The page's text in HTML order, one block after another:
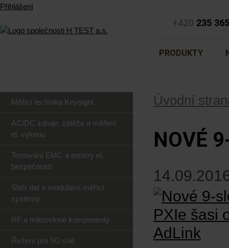
+420 235
PRODUKTY
Přihlášení
Úvodní
NOVÉ
Měřicí technika Keysight
AC/DC zdroje, zátěže a měření
el. výkonu
Testování EMC a testery el.
bezpečnosti
Sběr dat a modulární měřící
systémy
RF a mikrovlnné komponenty
Řešení pro 5G sítě